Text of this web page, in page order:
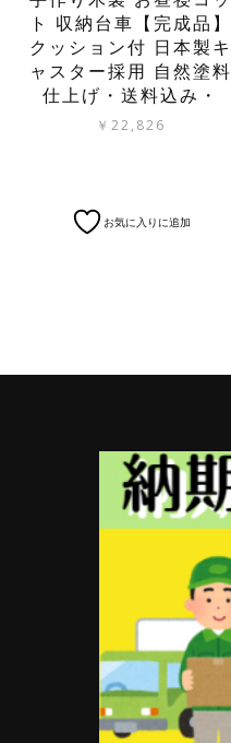
ト 収納台車【完成品】
クッション付 日本製キ
ャスター採用 自然塗料
仕上げ・送料込み・
￥ 22,826
お気に入りに追加